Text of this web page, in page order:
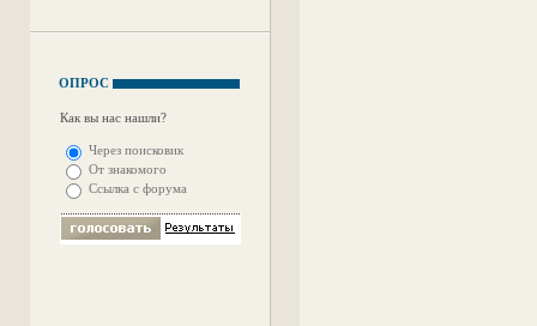
ОПРОС
Как вы нас нашли?
Через поисковик
От знакомого
Ссылка с форума